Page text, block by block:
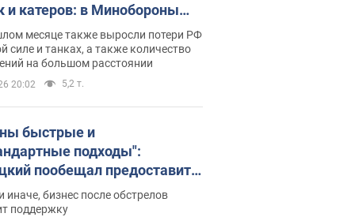
и катеров: в Минобороны
статистику
месяце также выросли потери РФ
силе и танках, а также количество
на большом расстоянии
20:02 5,2 т.
быстрые и
подходы":
пообещал предоставить
приоритетный доступ к
складским
иначе, бизнес после обстрелов
поддержку